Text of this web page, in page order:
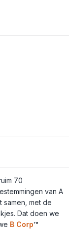
70
van A
samen, met de
Dat doen we
B Corp™